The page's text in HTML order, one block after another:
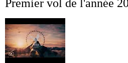
Premier vol de l'année